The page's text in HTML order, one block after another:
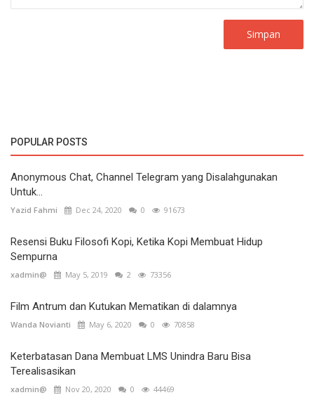
Simpan
POPULAR POSTS
Anonymous Chat, Channel Telegram yang Disalahgunakan
Untuk...
Yazid Fahmi Dec 24, 2020 0 91673
Resensi Buku Filosofi Kopi, Ketika Kopi Membuat Hidup
Sempurna
xadmin@ May 5, 2019 2 73356
Film Antrum dan Kutukan Mematikan di dalamnya
Wanda Novianti May 6, 2020 0 70858
Keterbatasan Dana Membuat LMS Unindra Baru Bisa
Terealisasikan
xadmin@ Nov 20, 2020 0 44469